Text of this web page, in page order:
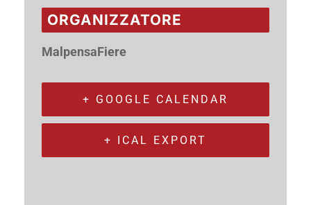
ORGANIZZATORE
MalpensaFiere
+ GOOGLE CALENDAR
+ ICAL EXPORT